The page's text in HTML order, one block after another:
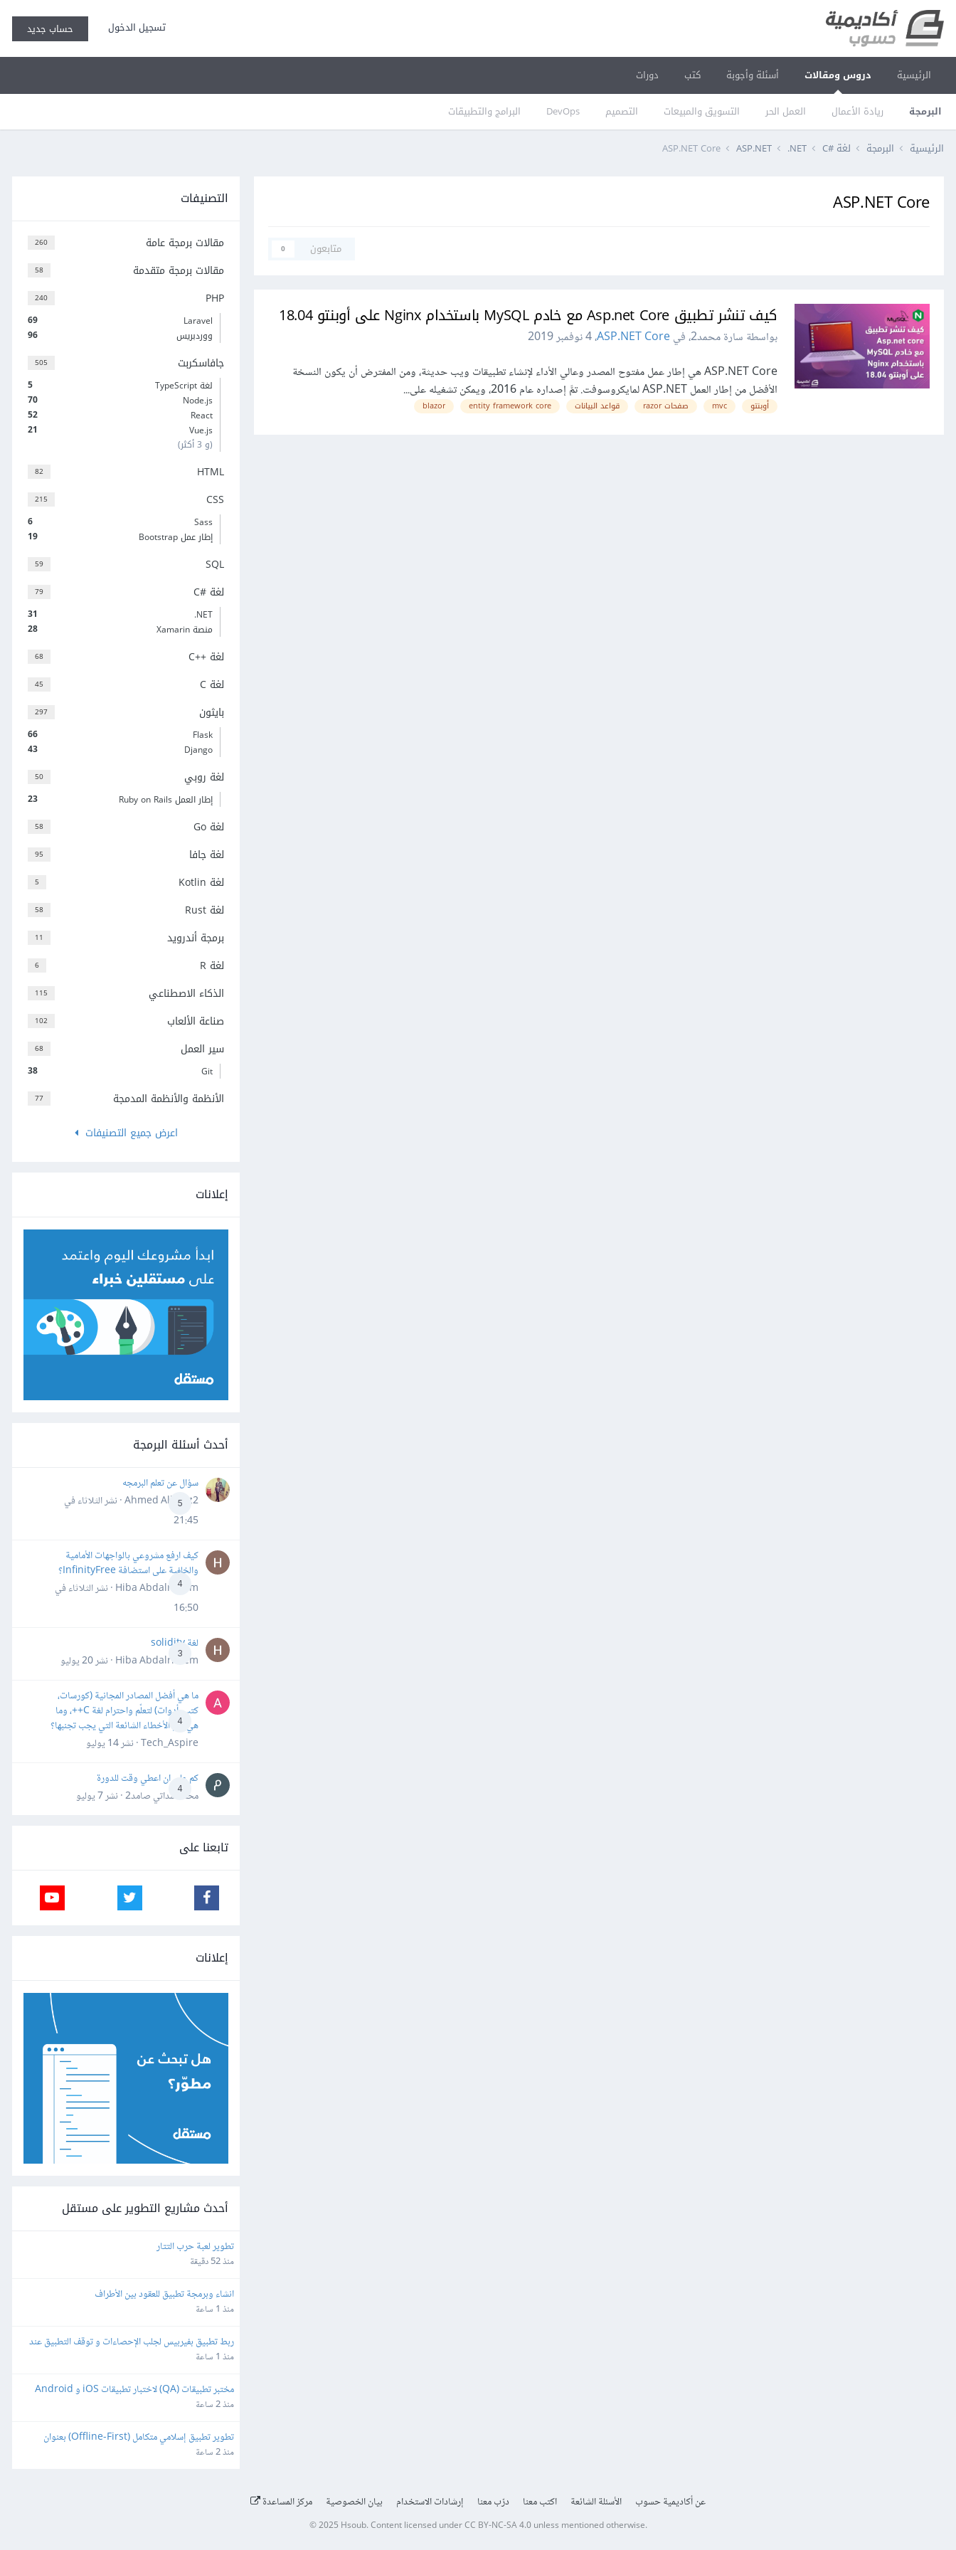
تسجيل الدخول حساب جديد
الرئيسية دروس ومقالات
البرمجة ريادة الأعمال العمل الحر التسويق والمبيعات التصميم DevOps البرامج والتطبيقات
أسئلة وأجوبة كتب دورات
الرئيسية البرمجة لغة C#‎ ‎.NET
ASP.NET
ASP.NET Core
ASP.NET Core
متابعون 0
كيف تنشر تطبيق Asp.net Core مع خادم MySQL باستخدام Nginx على أوبنتو 18.04
بواسطة سارة محمد2، في ASP.NET Core،4 نوفمبر 2019
ASP.NET Core هي إطار عمل مفتوح المصدر وعالي الأداء لإنشاء تطبيقات ويب حديثة، ومن المفترض أن يكون النسخة
الأفضل من إطار العمل ASP.NET لمايكروسوفت. تمَّ إصداره عام 2016، ويمكن تشغيله على...
أوبنتو mvc صفحات razor قواعد البيانات entity framework core
blazor
التصنيفات
260 مقالات برمجة عامة
58 مقالات برمجة متقدمة
240 PHP
69
Laravel
96
ووردبريس
505 جافاسكربت
5
لغة TypeScript
70
Node.js
52
React
21
Vue.js
(و 3 أكثر)
82 HTML
215 CSS
6
Sass
19
إطار عمل Bootstrap
59 SQL
79 لغة C#‎
31
‎.NET
28
منصة Xamarin
68 لغة C++‎
45 لغة C
297 بايثون
66
Flask
43
Django
50 لغة روبي
23 إطار العمل Ruby on Rails
58 لغة Go
95 لغة جافا
5 لغة Kotlin
58 لغة Rust
11 برمجة أندرويد
6 لغة R
115 الذكاء الاصطناعي
102 صناعة الألعاب
68 سير العمل
38 Git
77
الأنظمة والأنظمة المدمجة
اعرض جميع التصنيفات
إعلانات
أحدث أسئلة البرمجة
5
سؤال عن تعلم البرمجه
Ahmed Alhafiz2 · نشر
الثلاثاء في
21:45
4
كيف ارفع مشروعي بالواجهات الأمامية
والخلفية على استضافة InfinityFree؟
Hiba Abdalrheem · نشر
الثلاثاء في
16:50
3
لغة solidity
Hiba Abdalrheem · نشر
20 يوليو
4
ما هي أفضل المصادر المجانية (كورسات،
كتب، أدوات) لتعلّم واحترام لغة C++، وما
هي أهم الأخطاء الشائعة التي يجب تجنبها؟
Tech_Aspire · نشر
14 يوليو
4
كم علي ان اعطي وقت للدورة
محمد سداتي صامد2 · نشر
7 يوليو
تابعنا على
إعلانات
أحدث مشاريع التطوير على مستقل
تطوير لعبة حرب التتار
منذ 52 دقيقة
انشاء وبرمجة تطبيق للعقود بين الأطراف
منذ 1 ساعة
مدة ٣ ايام
منذ 1 ساعة
مختبر تطبيقات (QA) لاختبار تطبيقات iOS و Android
منذ 2 ساعة
"طالب العلم" للأندرويد و iOS
منذ 2 ساعة
عن أكاديمية حسوب الأسئلة الشائعة اكتب معنا درّب معنا إرشادات الاستخدام بيان الخصوصية مركز المساعدة
© 2025 Hsoub.Content licensed underCC BY-NC-SA 4.0unless mentioned otherwise.